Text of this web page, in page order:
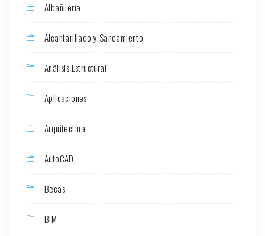
Albañilería
Alcantarillado y Saneamiento
Análisis Estructural
Aplicaciones
Arquitectura
AutoCAD
Becas
BIM